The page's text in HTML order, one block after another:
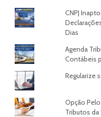
CNPJ
Dias
Agenda
Contábeis
Regularize
Opção
Tributos da